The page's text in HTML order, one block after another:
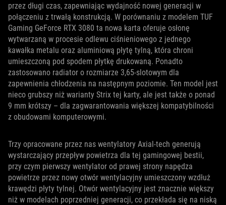
przez długi czas, zapewniając wydajność nowej generacji w
połączeniu z trwałą konstrukcją. W porównaniu z modelem TUF
Gaming GeForce RTX 3080 ta nowa karta oferuje osłonę
wytwarzaną w procesie odlewu ciśnieniowego z jednego
kawałka metalu oraz aluminiową płytę tylną, która chroni
umieszczoną pod spodem płytkę drukowaną. Ponadto
zastosowano radiator o rozmiarze 3,65-slotowym dla
zapewnienia chłodzenia na następnym poziomie. Ten model jest
nieco grubszy niż warianty Strix tej karty, ale jest także o ponad
9 mm krótszy – dla zagwarantowania większej kompatybilności
z obudowami komputerowymi.
Trzy opracowane przez nas wentylatory Axial-tech generują
wystarczający przepływ powietrza dla tej gamingowej bestii,
przy czym pierwszy wentylator od prawej strony napędza
powietrze przez nowy otwór wentylacyjny umieszczony wzdłuż
krawędzi płyty tylnej. Otwór wentylacyjny jest znacznie większy
niż w modelach poprzedniej generacji, co przekłada się na niską